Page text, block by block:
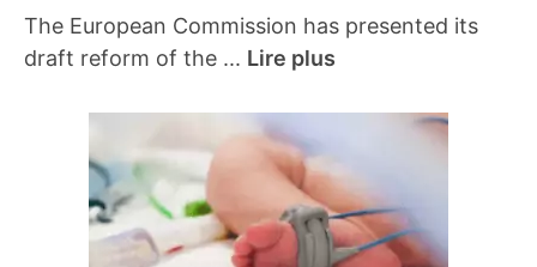
The European Commission has presented its
draft reform of the ... Lire plus